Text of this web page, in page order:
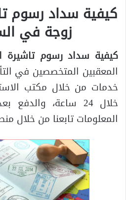
كيفية سداد رسوم
زوجة في
كيفية سداد رسوم تاشيرة
المعقبين المتخصصين في
خدمات من خلال مكتب
خلال 24 ساعة،
المعلومات تابعنا من خلال